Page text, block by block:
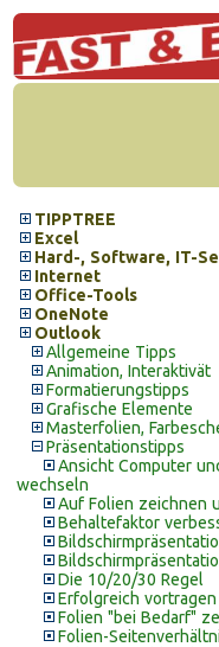
TIPPTREE
Excel
Hard-, Software, IT-
Internet
Office-Tools
OneNote
Outlook
Allgemeine Tipps
Animation, Interaktivät
Formatierungstipps
Grafische Elemente
Masterfolien,
Präsentationstipps
Ansicht Computer
wechseln
Auf Folien zeichnen
Behaltefaktor
Die 10/20/30 Regel
Erfolgreich vortragen
Folien "bei Bedarf"
Folien-